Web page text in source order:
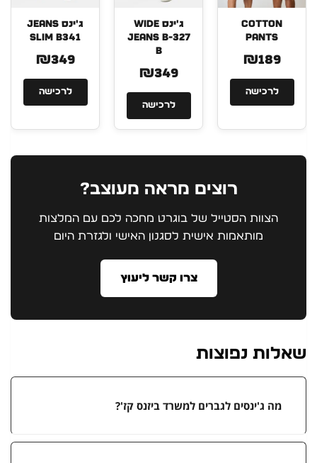
COTTON
PANTS
₪189
לרכישה
ג'ינס WIDE
JEANS B-327
B
₪349
לרכישה
ג'ינס JEANS
SLIM B341
₪349
לרכישה
רוצים מראה מעוצב?
הצוות הסטייל של בוגרט מחכה לכם עם המלצות
מותאמות אישית לסגנון האישי ולגזרת היום
צרו קשר ליעוץ
שאלות נפוצות
מה ג'ינסים לגברים למשרד ביזנס קז'?